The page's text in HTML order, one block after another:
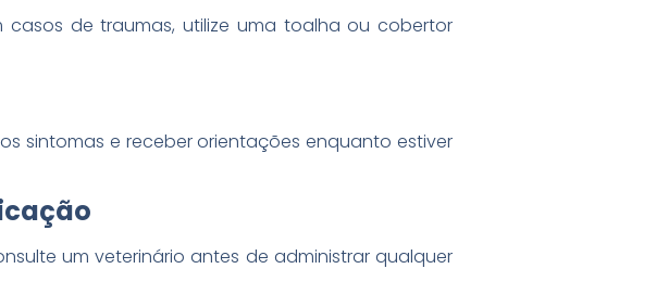
casos de traumas, utilize uma toalha ou cobertor
sintomas e receber orientações enquanto estiver
um veterinário antes de administrar qualquer